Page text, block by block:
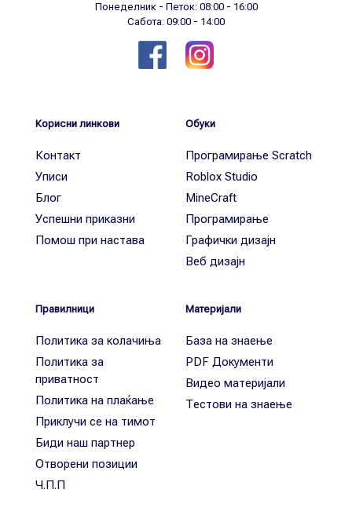
Понеделник - Петок: 08:00 - 16:00
Сабота: 09:00 - 14:00
Корисни линкови
Контакт
Уписи
Блог
Успешни приказни
Помош при настава
Обуки
Програмирање Scratch
Roblox Studio
MineCraft
Програмирање
Графички дизајн
Веб дизајн
Правилници
Политика за колачиња
Политика за
приватност
Политика на плаќање
Приклучи се на тимот
Биди наш партнер
Отворени позиции
Ч.П.П
Материјали
База на знаење
PDF Документи
Видео материјали
Тестови на знаење